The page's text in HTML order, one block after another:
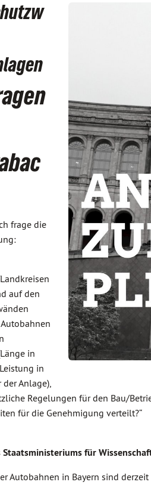
frage die
auf den
in
in
der Anlage),
Regelungen für den Bau/
für die Genehmigung verteilt?“
für
Autobahnen in Bayern sind